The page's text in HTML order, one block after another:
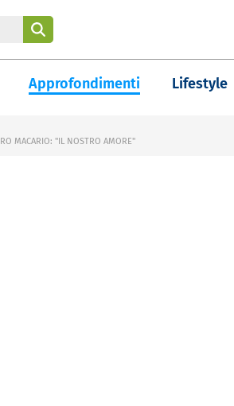
Approfondimenti Lifestyle
MACARIO: "IL NOSTRO AMORE"